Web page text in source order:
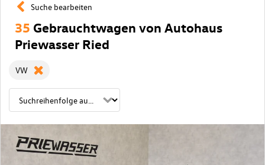
Suche bearbeiten
35 Gebrauchtwagen von Autohaus
Priewasser Ried
VW